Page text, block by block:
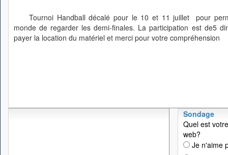
Tournoi Handball décalé pour le 10 et 11 juillet pour
monde de regarder les demi-finales. La participation est de5
payer la location du matériel et merci pour votre compréhension
Sondage
Quel est
web?
Je n'aime